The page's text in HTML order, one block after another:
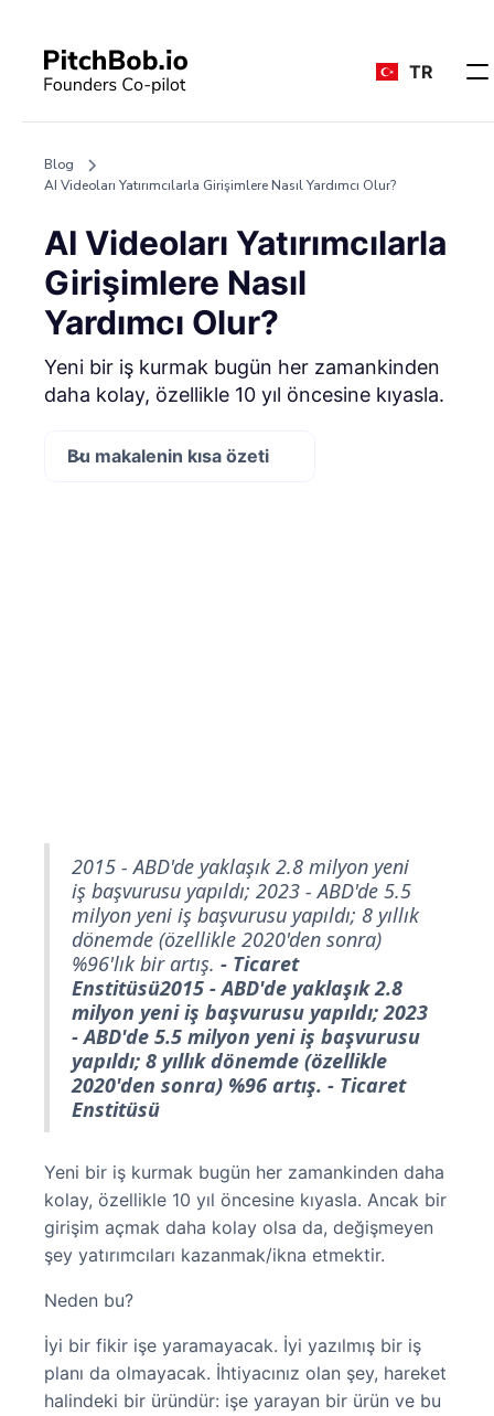
TR
Blog
AI Videoları Yatırımcılarla Girişimlere Nasıl Yardımcı Olur?
AI Videoları Yatırımcılarla
Girişimlere Nasıl
Yardımcı Olur?
Yeni bir iş kurmak bugün her zamankinden
daha kolay, özellikle 10 yıl öncesine kıyasla.
Bu makalenin kısa özeti
2015 - ABD'de yaklaşık 2.8 milyon yeni
iş başvurusu yapıldı; 2023 - ABD'de 5.5
milyon yeni iş başvurusu yapıldı; 8 yıllık
dönemde (özellikle 2020'den sonra)
%96'lık bir artış. - Ticaret
Enstitüsü2015 - ABD'de yaklaşık 2.8
milyon yeni iş başvurusu yapıldı; 2023
- ABD'de 5.5 milyon yeni iş başvurusu
yapıldı; 8 yıllık dönemde (özellikle
2020'den sonra) %96 artış. - Ticaret
Enstitüsü
Yeni bir iş kurmak bugün her zamankinden daha
kolay, özellikle 10 yıl öncesine kıyasla. Ancak bir
girişim açmak daha kolay olsa da, değişmeyen
şey yatırımcıları kazanmak/ikna etmektir.
Neden bu?
İyi bir fikir işe yaramayacak. İyi yazılmış bir iş
planı da olmayacak. İhtiyacınız olan şey, hareket
halindeki bir üründür: işe yarayan bir ürün ve bu